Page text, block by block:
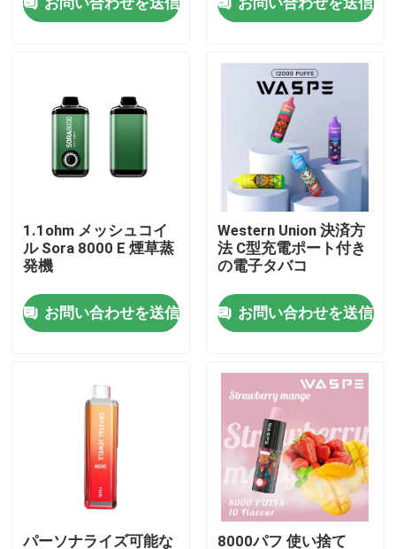
ビデオ
工場旅行
品質管理
Vapeの使い捨て可能なペン
CBD使い捨て可能なVapeの装置
1.1ohm メッシュコイ
ル Sora 8000 E 煙草蒸
発機
お問い合わせを送信
Western Union 決済方
法 C型充電ポート付き
の電子タバコ
お問い合わせを送信
パーソナライズ可能な 8000パフ 使い捨て